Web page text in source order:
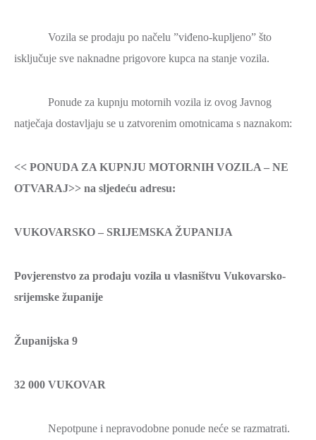
Vozila se prodaju po načelu ”viđeno-kupljeno” što
isključuje sve naknadne prigovore kupca na stanje vozila.
Ponude za kupnju motornih vozila iz ovog Javnog
natječaja dostavljaju se u zatvorenim omotnicama s naznakom:
<< PONUDA ZA KUPNJU MOTORNIH VOZILA – NE
OTVARAJ>> na sljedeću adresu:
VUKOVARSKO – SRIJEMSKA ŽUPANIJA
Povjerenstvo za prodaju vozila u vlasništvu Vukovarsko-
srijemske županije
Županijska 9
32 000 VUKOVAR
Nepotpune i nepravodobne ponude neće se razmatrati.